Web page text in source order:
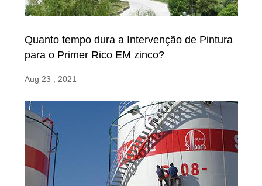
Quanto tempo dura a Intervenção de Pintura
para o Primer Rico EM zinco?
Aug 23 , 2021